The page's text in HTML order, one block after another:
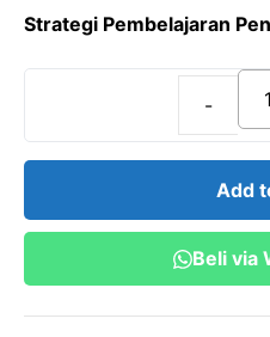
5
was:
Rp85.000.
is:
Strategi Pembelajaran
Add
Beli via